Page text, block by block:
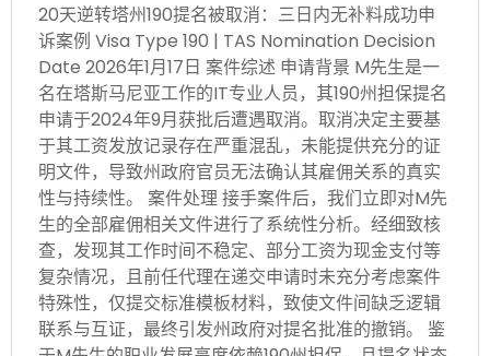
20天逆转塔州190提名被取消：三日内无补料成功申
诉案例 Visa Type 190 | TAS Nomination Decision
Date 2026年1月17日 案件综述 申请背景 M先生是一
名在塔斯马尼亚工作的IT专业人员，其190州担保提名
申请于2024年9月获批后遭遇取消。取消决定主要基
于其工资发放记录存在严重混乱，未能提供充分的证
明文件，导致州政府官员无法确认其雇佣关系的真实
性与持续性。 案件处理 接手案件后，我们立即对M先
生的全部雇佣相关文件进行了系统性分析。经细致核
查，发现其工作时间不稳定、部分工资为现金支付等
复杂情况，且前任代理在递交申请时未充分考虑案件
特殊性，仅提交标准模板材料，致使文件间缺乏逻辑
联系与互证，最终引发州政府对提名批准的撤销。 鉴